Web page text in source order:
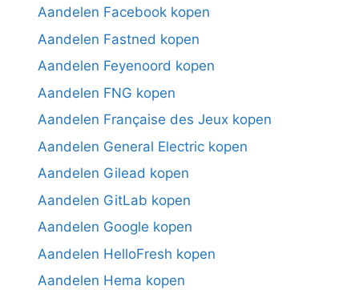
Aandelen Facebook kopen
Aandelen Fastned kopen
Aandelen Feyenoord kopen
Aandelen FNG kopen
Aandelen Française des Jeux kopen
Aandelen General Electric kopen
Aandelen Gilead kopen
Aandelen GitLab kopen
Aandelen Google kopen
Aandelen HelloFresh kopen
Aandelen Hema kopen